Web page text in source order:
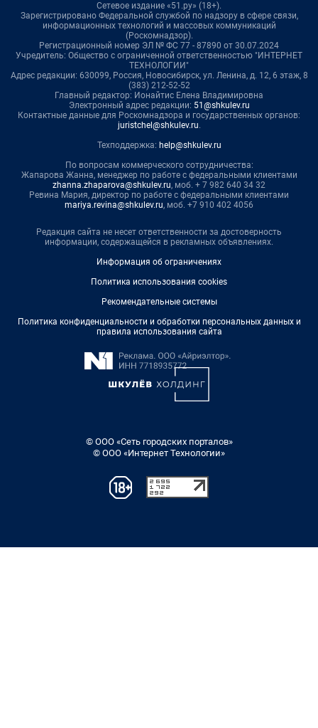
Сетевое издание «51.ру» (18+).
Зарегистрировано Федеральной службой по надзору в сфере связи,
информационных технологий и массовых коммуникаций
(Роскомнадзор).
Регистрационный номер ЭЛ № ФС 77 - 87890 от 30.07.2024
Учредитель: Общество с ограниченной ответственностью "ИНТЕРНЕТ
ТЕХНОЛОГИИ"
Адрес редакции: 630099, Россия, Новосибирск, ул. Ленина, д. 12, 6 этаж, 8
(383) 212-52-52
Главный редактор: Ионайтис Елена Владимировна
Электронный адрес редакции: 51@shkulev.ru
Контактные данные для Роскомнадзора и государственных органов:
juristchel@shkulev.ru.
Техподдержка: help@shkulev.ru
По вопросам коммерческого сотрудничества:
Жапарова Жанна, менеджер по работе с федеральными клиентами
zhanna.zhaparova@shkulev.ru, моб. + 7 982 640 34 32
Ревина Мария, директор по работе с федеральными клиентами
mariya.revina@shkulev.ru, моб. +7 910 402 4056
Редакция сайта не несет ответственности за достоверность
информации, содержащейся в рекламных объявлениях.
Информация об ограничениях
Политика использования cookies
Рекомендательные системы
Политика конфиденциальности и обработки персональных данных и
правила использования сайта
© ООО «Сеть городских порталов»
© ООО «Интернет Технологии»